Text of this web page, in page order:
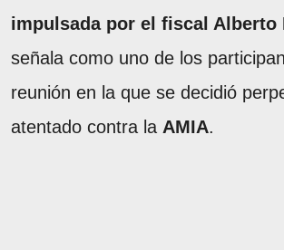
impulsada por el fiscal Alberto
señala como uno de los
reunión en la que se decidió
atentado contra la AMIA.